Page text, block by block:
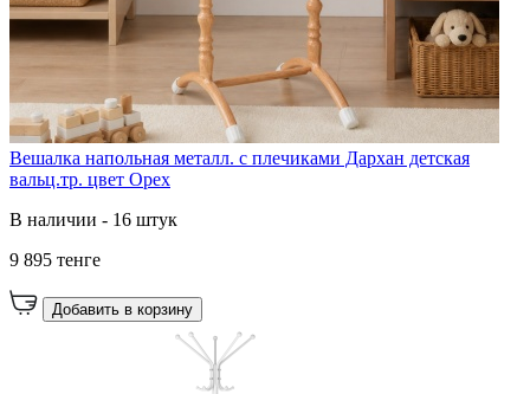
Вешалка напольная металл. с плечиками Дархан детская
вальц.тр. цвет Орех
В наличии - 16 штук
9 895 тенге
Добавить в корзину